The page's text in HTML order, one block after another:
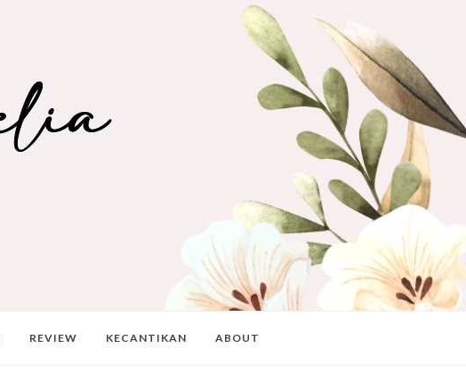
REVIEW KECANTIKAN ABOUT